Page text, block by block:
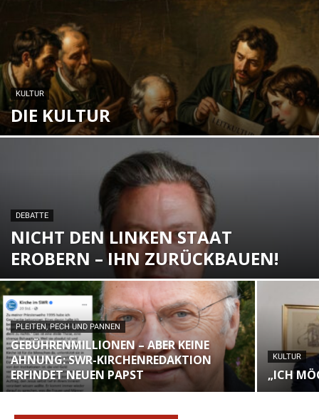
KULTUR
DIE KULTUR
DEBATTE
NICHT DEN LINKEN STAAT
EROBERN – IHN ZURÜCKBAUEN!
PLEITEN, PECH UND PANNEN
GEBÜHRENMILLIONEN – ABER KEINE
AHNUNG: SWR-KIRCHENREDAKTION
ERFINDET NEUEN PAPST
KULTUR
„ICH